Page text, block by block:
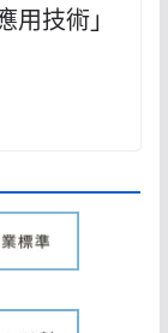
用技術」